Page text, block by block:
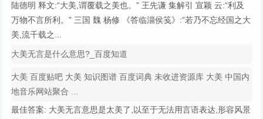
陆德明 释文:“大美,谓覆载之美也。” 王先谦 集解引 宣颖 云:“利及
万物不言所利。” 三国 魏 杨修 《答临淄侯笺》:“若乃不忘经国之大
美,流千载之...
大美无言是什么意思?_百度知道
大美 百度贴吧 大美 知识图谱 百度词典 未收进资源库 大美 中国内
地音乐网站聚合 ...
最佳答案: 大美无言意思是太美了,以至于无法用言语表达,形容风景